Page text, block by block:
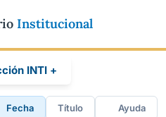
Institucional
INTI +
Fecha Título Ayuda